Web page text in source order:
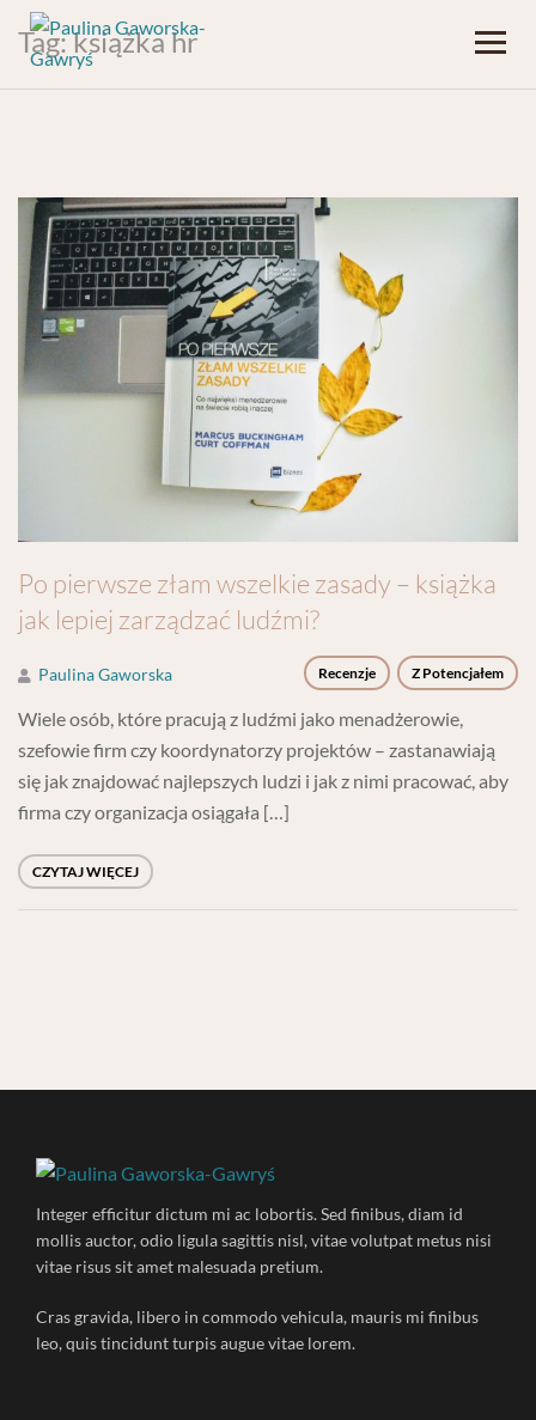
Tag:książka hr
Po pierwsze złam wszelkie zasady – książka
jak lepiej zarządzać ludźmi?
Recenzje Z Potencjałem
Paulina Gaworska
Wiele osób, które pracują z ludźmi jako menadżerowie,
szefowie firm czy koordynatorzy projektów – zastanawiają
się jak znajdować najlepszych ludzi i jak z nimi pracować, aby
firma czy organizacja osiągała […]
CZYTAJ WIĘCEJ
Integer efficitur dictum mi ac lobortis. Sed finibus, diam id
mollis auctor, odio ligula sagittis nisl, vitae volutpat metus nisi
vitae risus sit amet malesuada pretium.
Cras gravida, libero in commodo vehicula, mauris mi finibus
leo, quis tincidunt turpis augue vitae lorem.